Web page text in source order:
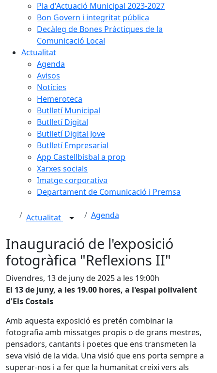
Pla d'Actuació Municipal 2023-2027
Bon Govern i integritat pública
Decàleg de Bones Pràctiques de la
Comunicació Local
Actualitat
Agenda
Avisos
Notícies
Hemeroteca
Butlletí Municipal
Butlletí Digital
Butlletí Digital Jove
Butlletí Empresarial
App Castellbisbal a prop
Xarxes socials
Imatge corporativa
Departament de Comunicació i Premsa
Actualitat Agenda
Inauguració de l'exposició
fotogràfica "Reflexions II"
Divendres, 13 de juny de 2025 a les 19:00h
El 13 de juny, a les 19.00 hores, a l'espai polivalent
d'Els Costals
Amb aquesta exposició es pretén combinar la
fotografia amb missatges propis o de grans mestres,
pensadors, cantants i poetes que ens transmeten la
seva visió de la vida. Una visió que ens porta sempre a
superar-nos i a fer que la humanitat creixi vers als